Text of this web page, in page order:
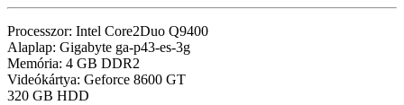
Processzor: Intel Core2Duo Q9400
Alaplap: Gigabyte ga-p43-es-3g
Memória: 4 GB DDR2
Videókártya: Geforce 8600 GT
320 GB HDD